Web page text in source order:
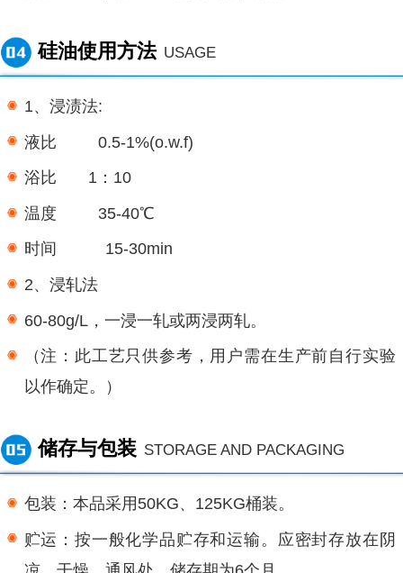
硅油使用方法 USAGE
1、浸渍法:
液比 0.5-1%(o.w.f)
浴比 1：10
温度 35-40℃
时间 15-30min
2、浸轧法
60-80g/L，一浸一轧或两浸两轧。
（注：此工艺只供参考，用户需在生产前自行实验
以作确定。）
储存与包装 STORAGE AND PACKAGING
包装：本品采用50KG、125KG桶装。
贮运：按一般化学品贮存和运输。应密封存放在阴